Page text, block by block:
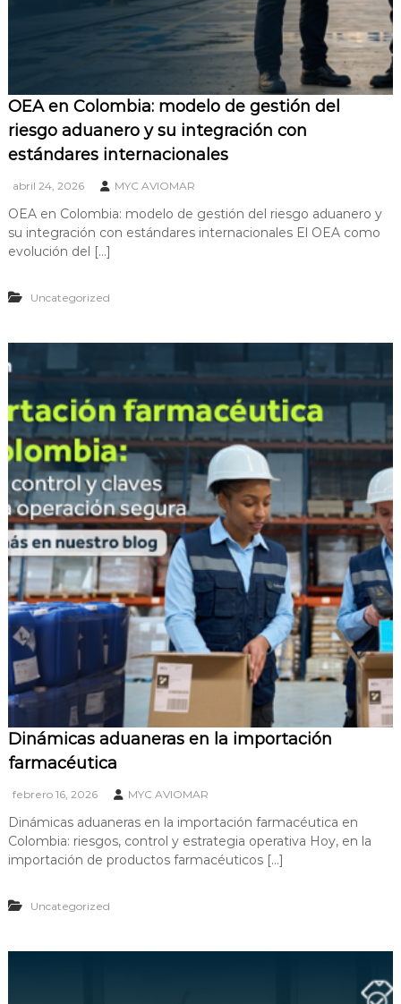
OEA en Colombia: modelo de gestión del
riesgo aduanero y su integración con
estándares internacionales
abril 24, 2026 MYC AVIOMAR
OEA en Colombia: modelo de gestión del riesgo aduanero y
su integración con estándares internacionales El OEA como
evolución del […]
Uncategorized
Dinámicas aduaneras en la importación
farmacéutica
febrero 16, 2026 MYC AVIOMAR
Dinámicas aduaneras en la importación farmacéutica en
Colombia: riesgos, control y estrategia operativa Hoy, en la
importación de productos farmacéuticos […]
Uncategorized